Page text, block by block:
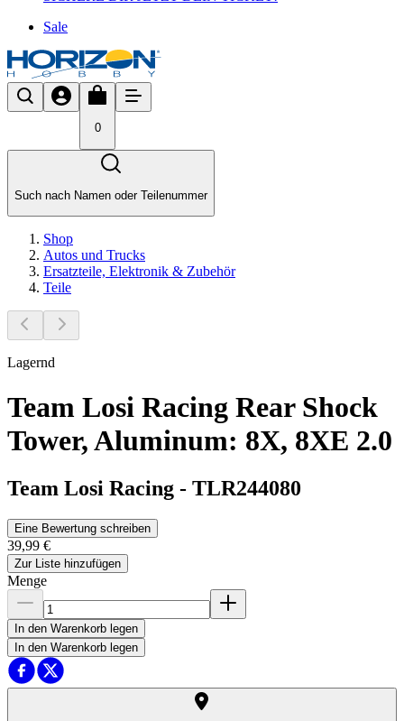
Sale
0
Such nach Namen oder Teilenummer
Shop
Autos und Trucks
Ersatzteile, Elektronik & Zubehör
Teile
Lagernd
Team Losi Racing Rear Shock
Tower, Aluminum: 8X, 8XE 2.0
Team Losi Racing - TLR244080
Eine Bewertung schreiben
39,99 €
Zur Liste hinzufügen
Menge
In den Warenkorb legen
In den Warenkorb legen